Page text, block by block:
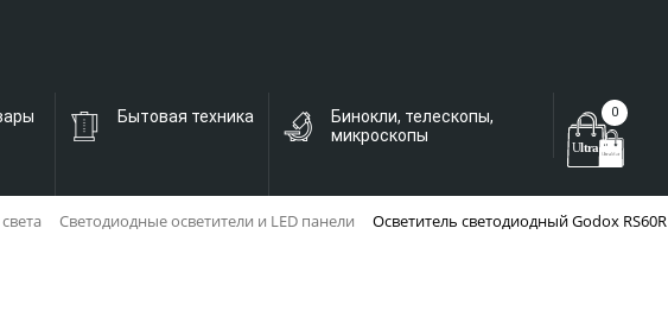
Бытовая техника
Бинокли, телескопы,
микроскопы
0
Светодиодные осветители и LED панели Осветитель светодиодный Godox RS60R